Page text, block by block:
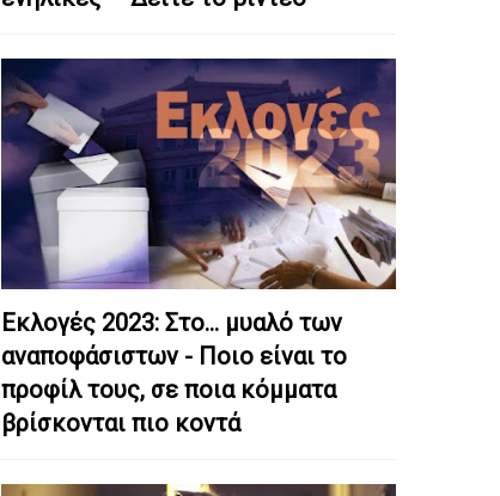
Εκλογές 2023: Στο… μυαλό των
αναποφάσιστων - Ποιο είναι το
προφίλ τους, σε ποια κόμματα
βρίσκονται πιο κοντά